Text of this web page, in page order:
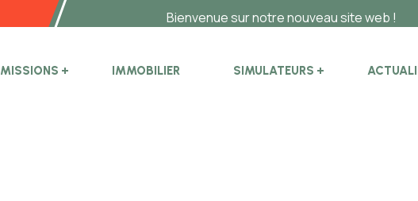
Bienvenue sur notre nouveau site web !
MISSIONS IMMOBILIER SIMULATEURS